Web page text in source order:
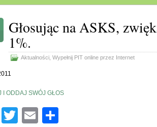
Głosując na ASKS,
1%.
Aktualności Wypełnij PIT online przez Internet
I ODDAJ SWÓJ GŁOS
Facebook
TwitterEmail